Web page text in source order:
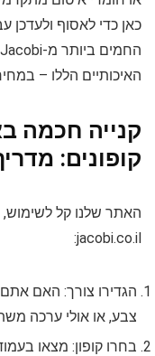
כאן כדי לאסוף ולעדכן
האיכותיים הללו –
קופונים:
האתר שלנו קל
jacobi.co.il:
הגדירו צורך: האם
צבע, או אולי ערכה